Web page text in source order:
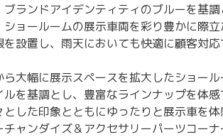
ブランドアイデンティティのブルーを基
ショールームの展示車両を彩り豊かに際
を設置し、雨天においても快適に顧客対応
ら大幅に展示スペースを拡大したショー
ルを基調とし、豊富なラインナップを体
とした印象とともにゆったりと展示車を
チャンダイズ＆アクセサリーパーツコーナ